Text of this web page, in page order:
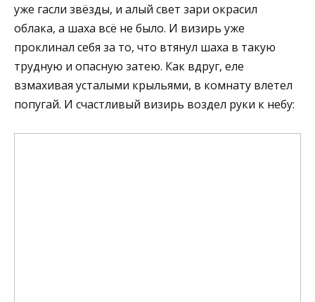
уже гасли звёзды, и алый свет зари окрасил
облака, а шаха всё не было. И визирь уже
проклинал себя за то, что втянул шаха в такую
трудную и опасную затею. Как вдруг, еле
взмахивая усталыми крыльями, в комнату влетел
попугай. И счастливый визирь воздел руки к небу: